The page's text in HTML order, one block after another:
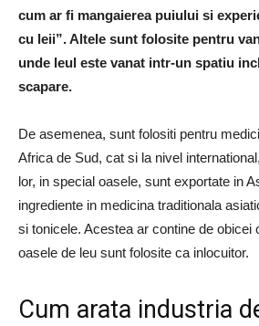
cum ar fi mangaierea puiului si
cu leii”. Altele sunt folosite pentru
unde leul este vanat intr-un spatiu
scapare.
De asemenea, sunt folositi pentru
Africa de Sud, cat si la nivel
lor, in special oasele, sunt exportate in
ingrediente in medicina traditionala
si tonicele. Acestea ar contine de obicei
oasele de leu sunt folosite ca inlocuitor.
Cum arata industria